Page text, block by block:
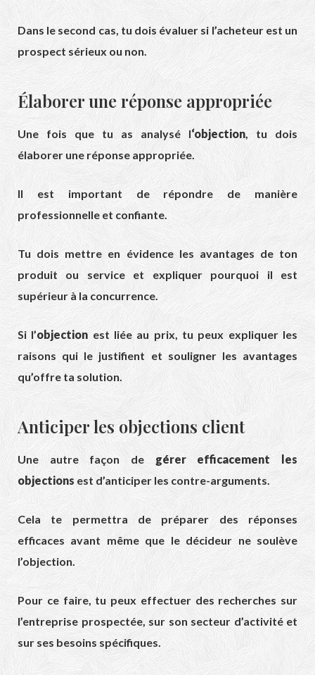
Dans le second cas, tu dois évaluer si l’acheteur est un
prospect sérieux ou non.
Élaborer une réponse appropriée
Une fois que tu as analysé l‘objection, tu dois
élaborer une réponse appropriée.
Il est important de répondre de manière
professionnelle et confiante.
Tu dois mettre en évidence les avantages de ton
produit ou service et expliquer pourquoi il est
supérieur à la concurrence.
Si l’objection est liée au prix, tu peux expliquer les
raisons qui le justifient et souligner les avantages
qu’offre ta solution.
Anticiper les objections client
Une autre façon de gérer efficacement les
objections est d’anticiper les contre-arguments.
Cela te permettra de préparer des réponses
efficaces avant même que le décideur ne soulève
l’objection.
Pour ce faire, tu peux effectuer des recherches sur
l’entreprise prospectée, sur son secteur d’activité et
sur ses besoins spécifiques.